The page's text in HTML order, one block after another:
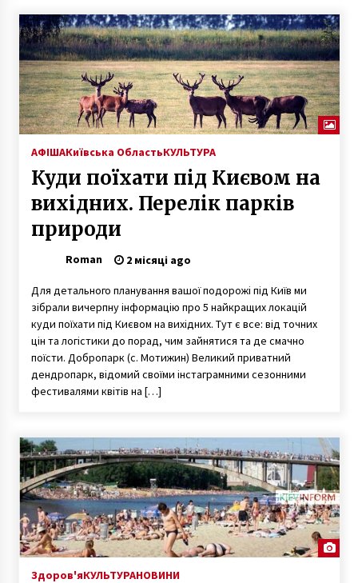
АФІШАКиївська ОбластьКУЛЬТУРА
Куди поїхати під Києвом на
вихідних. Перелік парків
природи
Roman 2 місяці ago
Для детального планування вашої подорожі під Київ ми
зібрали вичерпну інформацію про 5 найкращих локацій
куди поїхати під Києвом на вихідних. Тут є все: від точних
цін та логістики до порад, чим зайнятися та де смачно
поїсти. Добропарк (с. Мотижин) Великий приватний
дендропарк, відомий своїми інстаграмними сезонними
фестивалями квітів на […]
Здоров'яКУЛЬТУРАНОВИНИ